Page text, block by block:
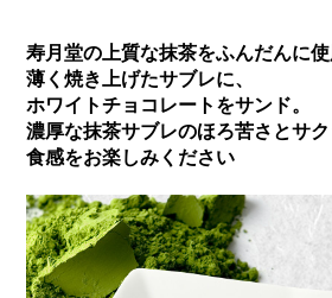
寿月堂の上質な抹茶をふんだんに使
薄く焼き上げたサブレに、
ホワイトチョコレートをサンド。
濃厚な抹茶サブレのほろ苦さとサ
食感をお楽しみください